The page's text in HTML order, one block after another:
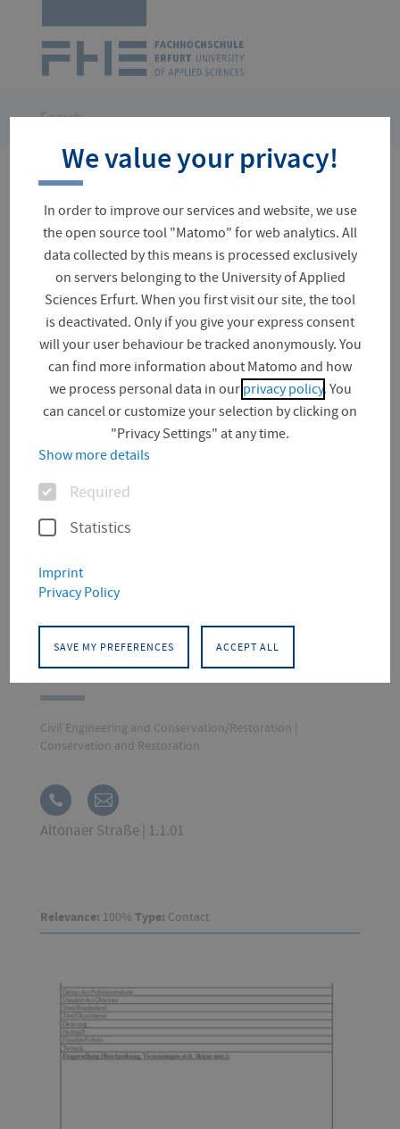
UAS
Erfurt
navigation
You
here:
Search
17 results for your search
Suchfeld
All types (17)
Secretary, Conservation and
Restoration
Civil Engineering and Conservation/Restoration |
Conservation and Restoration
Altonaer Straße | 1.1.01
Relevance: 100% Type: Contact
We value your privacy!
In order to improve our services and website, we use
the open source tool "Matomo" for web analytics. All
data collected by this means is processed exclusively
on servers belonging to the University of Applied
Sciences Erfurt. When you first visit our site, the tool
is deactivated. Only if you give your express consent
will your user behaviour be tracked anonymously. You
can find more information about Matomo and how
we process personal data in our privacy policy. You
can cancel or customize your selection by clicking on
"Privacy Settings" at any time.
Show more details
OptionsRequired
Statistics
Imprint
Privacy Policy
SAVE MY PREFERENCES ACCEPT ALL